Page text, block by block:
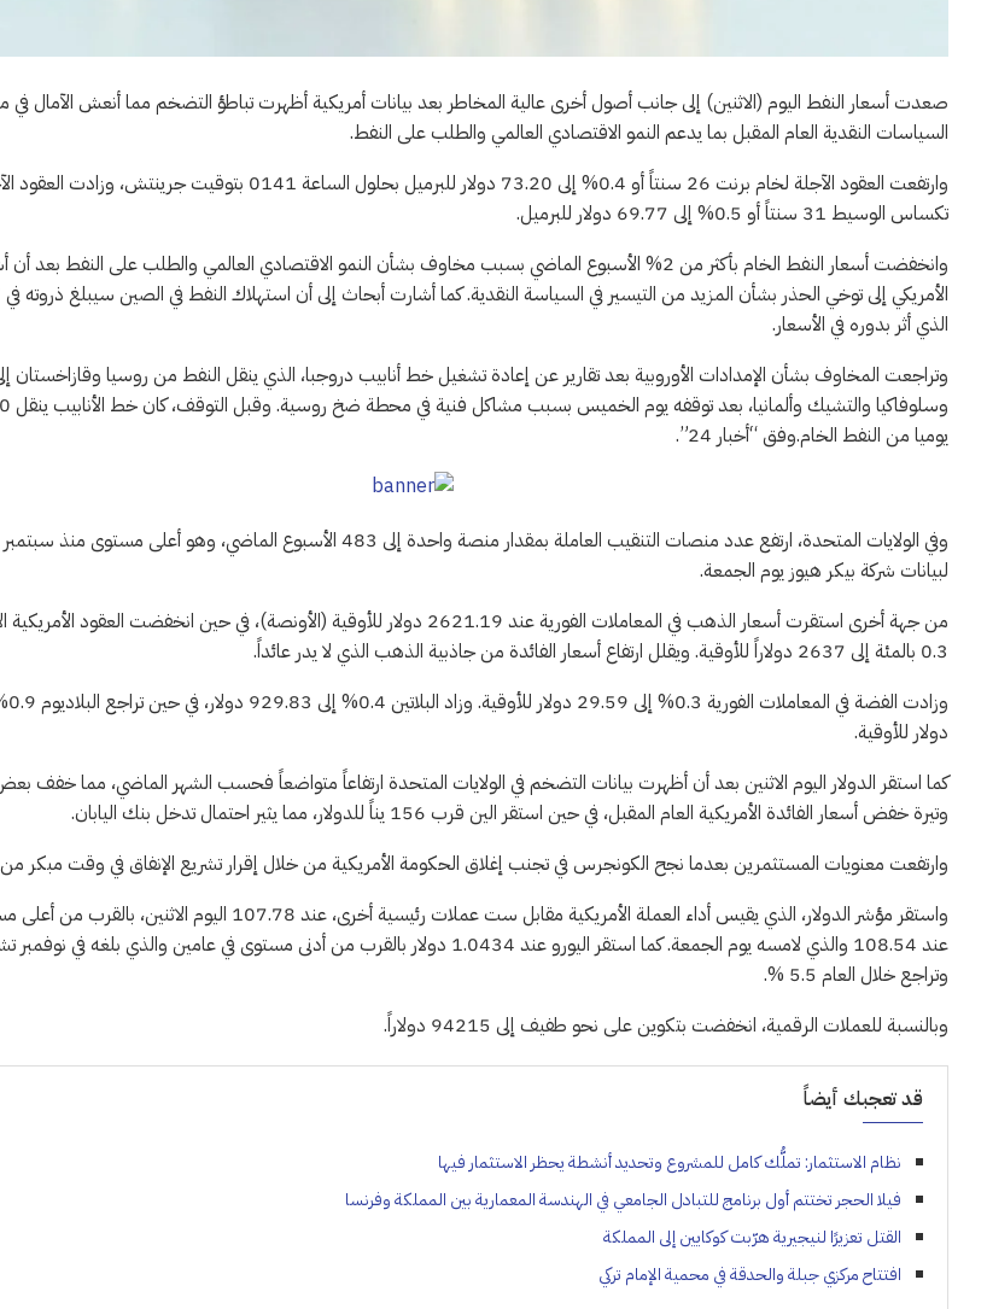
صعدت أسعار النفط اليوم (الاثنين) إلى جانب أصول أخرى عالية المخاطر بعد بيانات أمريكية أظهرت تباطؤ التضخم مما أنعش الآمال في
السياسات النقدية العام المقبل بما يدعم النمو الاقتصادي العالمي والطلب على النفط.
وارتفعت العقود الآجلة لخام برنت 26 سنتاً أو 0.4% إلى 73.20 دولار للبرميل بحلول الساعة 0141
تكساس الوسيط 31 سنتاً أو 0.5% إلى 69.77 دولار للبرميل.
وانخفضت أسعار النفط الخام بأكثر من 2% الأسبوع الماضي بسبب مخاوف بشأن النمو الاقتصادي العالمي والطلب على النفط
الذي أثر بدوره في الأسعار.
وتراجعت المخاوف بشأن الإمدادات الأوروبية بعد تقارير عن إعادة تشغيل خط أنابيب دروجبا، الذي ينقل النفط من روسيا وقازاخستان
يوميا من النفط الخام.وفق “أخبار 24”.
وفي الولايات المتحدة، ارتفع عدد منصات التنقيب العاملة بمقدار منصة واحدة إلى 483 الأسبوع الماضي، وهو أعلى
لبيانات شركة بيكر هيوز يوم الجمعة.
من جهة أخرى استقرت أسعار الذهب في المعاملات الفورية عند 2621.19 دولار للأوقية (الأونصة)، في حين انخفضت
0.3 بالمئة إلى 2637 دولاراً للأوقية. ويقلل ارتفاع أسعار الفائدة من جاذبية الذهب الذي لا يدر عائداً.
دولار للأوقية.
كما استقر الدولار اليوم الاثنين بعد أن أظهرت بيانات التضخم في الولايات المتحدة ارتفاعاً متواضعاً فحسب الشهر الماضي، مما خفف
وتيرة خفض أسعار الفائدة الأمريكية العام المقبل، في حين استقر الين قرب 156 يناً للدولار، مما يثير احتمال تدخل بنك اليابان.
وارتفعت معنويات المستثمرين بعدما نجح الكونجرس في تجنب إغلاق الحكومة الأمريكية من خلال إقرار تشريع الإنفاق في وقت مبكر
واستقر مؤشر الدولار، الذي يقيس أداء العملة الأمريكية مقابل ست عملات رئيسية أخرى، عند
عند 108.54 والذي لامسه يوم الجمعة. كما استقر اليورو عند 1.0434 دولار بالقرب من أدنى مستوى في عامين والذي بلغه في
وتراجع خلال العام 5.5 %.
وبالنسبة للعملات الرقمية، انخفضت بتكوين على نحو طفيف إلى 94215 دولاراً.
قد تعجبك أيضاً
نظام الاستثمار: تملُّك كامل للمشروع وتحديد أنشطة يحظر الاستثمار فيها
فيلا الحجر تختتم أول برنامج للتبادل الجامعي في الهندسة المعمارية بين المملكة وفرنسا
القتل تعزيرًا لنيجيرية هرّبت كوكايين إلى المملكة
افتتاح مركزي جبلة والحدقة في محمية الإمام تركي